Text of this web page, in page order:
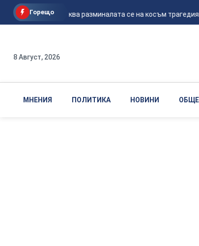
Горещо
Според Москва разминалата се на косъм трагедия
8 Август, 2026
МНЕНИЯ ПОЛИТИКА НОВИНИ